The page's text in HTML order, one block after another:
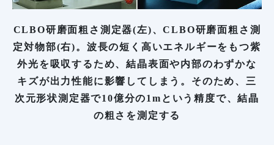
CLBO研磨面粗さ測定器(左)、CLBO研磨面粗さ測
定対物部(右)。波長の短く高いエネルギーをもつ紫
外光を吸収するため、結晶表面や内部のわずかな
キズが出力性能に影響してしまう。そのため、三
次元形状測定器で10億分の1mという精度で、結晶
の粗さを測定する